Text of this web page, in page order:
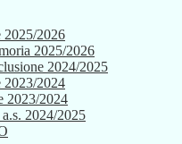
2025/2026
2025/2026
2024/2025
2023/2024
2023/2024
2024/2025